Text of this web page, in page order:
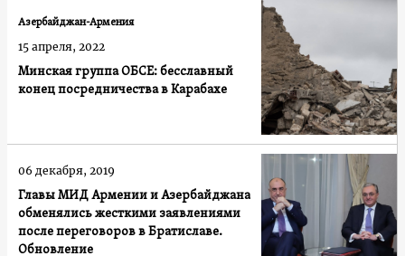
Минская группа ОБСЕ: бесславный
конец посредничества в Карабахе
Азербайджан-Армения
15 апреля, 2022
Главы МИД Армении и Азербайджана
обменялись жесткими заявлениями
после переговоров в Братиславе.
Обновление
06 декабря, 2019